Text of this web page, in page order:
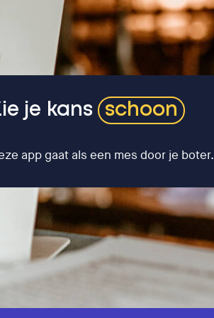
je kans schoon
app gaat als een mes door je boter.